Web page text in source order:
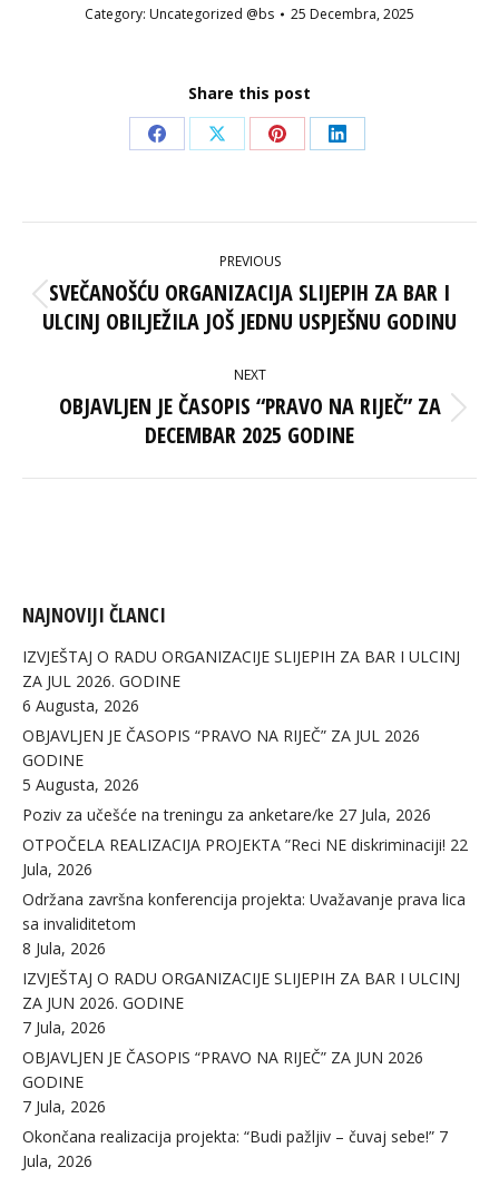
Category: Uncategorized @bs 25 Decembra, 2025
Share this post
Share
Facebook
Share
X
Share
Pinterest
Share
LinkedIn
NAVIGATION
PREVIOUS
Previous
post:
SVEČANOŠĆU ORGANIZACIJA SLIJEPIH ZA BAR I
ULCINJ OBILJEŽILA JOŠ JEDNU USPJEŠNU GODINU
NEXT
Next
post:
OBJAVLJEN JE ČASOPIS “PRAVO NA RIJEČ” ZA
DECEMBAR 2025 GODINE
NAJNOVIJI ČLANCI
IZVJEŠTAJ O RADU ORGANIZACIJE SLIJEPIH ZA BAR I ULCINJ
ZA JUL 2026. GODINE
6 Augusta, 2026
OBJAVLJEN JE ČASOPIS “PRAVO NA RIJEČ” ZA JUL 2026
GODINE
5 Augusta, 2026
Poziv za učešće na treningu za anketare/ke 27 Jula, 2026
OTPOČELA REALIZACIJA PROJEKTA ”Reci NE diskriminaciji! 22
Jula, 2026
Održana završna konferencija projekta: Uvažavanje prava lica
sa invaliditetom
8 Jula, 2026
IZVJEŠTAJ O RADU ORGANIZACIJE SLIJEPIH ZA BAR I ULCINJ
ZA JUN 2026. GODINE
7 Jula, 2026
OBJAVLJEN JE ČASOPIS “PRAVO NA RIJEČ” ZA JUN 2026
GODINE
7 Jula, 2026
Okončana realizacija projekta: “Budi pažljiv – čuvaj sebe!” 7
Jula, 2026